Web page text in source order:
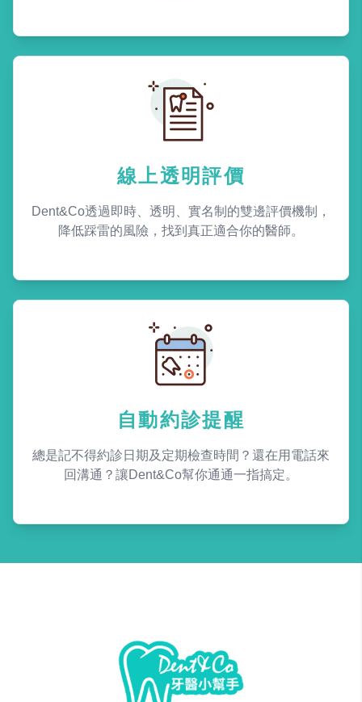
線上透明評價
Dent&Co透過即時、透明、實名制的雙邊評價機制，
降低踩雷的風險，找到真正適合你的醫師。
自動約診提醒
總是記不得約診日期及定期檢查時間？還在用電話來
回溝通？讓Dent&Co幫你通通一指搞定。